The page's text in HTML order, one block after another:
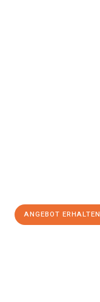
ANGEBOT ERHALTEN